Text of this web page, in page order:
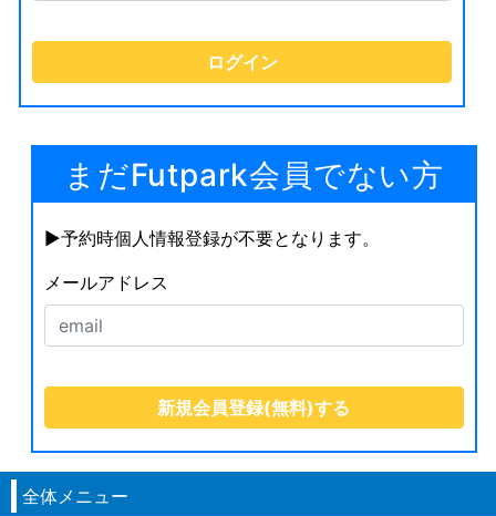
まだFutpark会員でない方
▶︎予約時個人情報登録が不要となります。
メールアドレス
全体メニュー